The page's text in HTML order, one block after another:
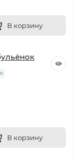
В корзину
В корзину